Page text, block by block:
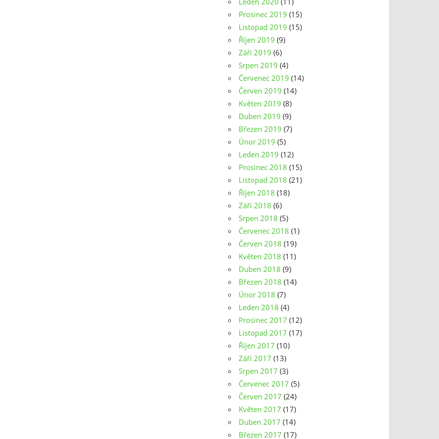
Prosinec 2019 (15)
Listopad 2019 (15)
Říjen 2019 (9)
Září 2019 (6)
Srpen 2019 (4)
Červenec 2019 (14)
Červen 2019 (14)
Květen 2019 (8)
Duben 2019 (9)
Březen 2019 (7)
Únor 2019 (5)
Leden 2019 (12)
Prosinec 2018 (15)
Listopad 2018 (21)
Říjen 2018 (18)
Září 2018 (6)
Srpen 2018 (5)
Červenec 2018 (1)
Červen 2018 (19)
Květen 2018 (11)
Duben 2018 (9)
Březen 2018 (14)
Únor 2018 (7)
Leden 2018 (4)
Prosinec 2017 (12)
Listopad 2017 (17)
Říjen 2017 (10)
Září 2017 (13)
Srpen 2017 (3)
Červenec 2017 (5)
Červen 2017 (24)
Květen 2017 (17)
Duben 2017 (14)
Březen 2017 (17)